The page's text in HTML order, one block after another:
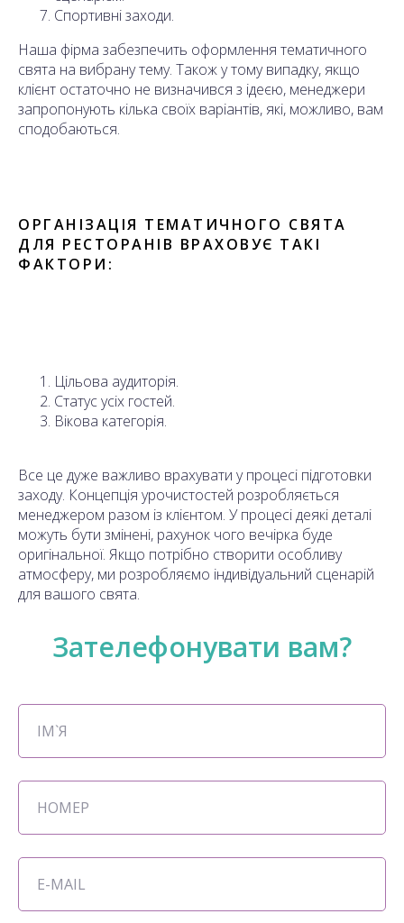
Спортивні заходи.
Наша фірма забезпечить оформлення тематичного
свята на вибрану тему. Також у тому випадку, якщо
клієнт остаточно не визначився з ідеєю, менеджери
запропонують кілька своїх варіантів, які, можливо, вам
сподобаються.
ОРГАНІЗАЦІЯ ТЕМАТИЧНОГО СВЯТА
ДЛЯ РЕСТОРАНІВ ВРАХОВУЄ ТАКІ
ФАКТОРИ:
Цільова аудиторія.
Статус усіх гостей.
Вікова категорія.
Все це дуже важливо врахувати у процесі підготовки
заходу. Концепція урочистостей розробляється
менеджером разом із клієнтом. У процесі деякі деталі
можуть бути змінені, рахунок чого вечірка буде
оригінальної. Якщо потрібно створити особливу
атмосферу, ми розробляємо індивідуальний сценарій
для вашого свята.
Зателефонувати вам?